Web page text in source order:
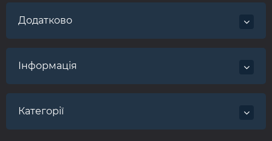
Додатково
Інформація
Категорії